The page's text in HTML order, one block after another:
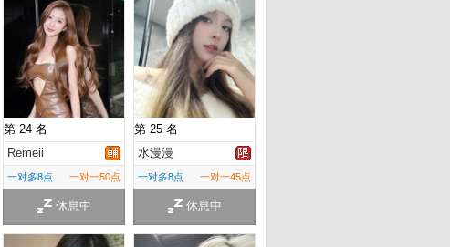
第 24 名
Remeii
一对多8点 一对一50点
休息中
第 25 名
水漫漫
一对多8点 一对一45点
休息中